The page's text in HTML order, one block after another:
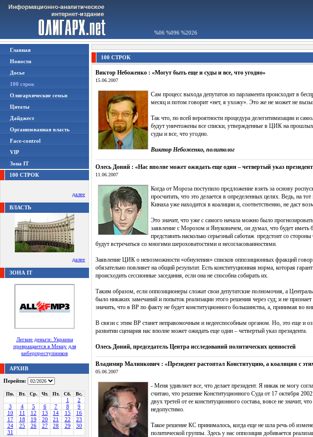
%06 %096 %2026
Главная
Новости
Досье
100 строк
Олигархические семьи
Цитаты
Дайджест
Организованная власть
Face-control
VIP
Зона IT
100 СТРОК
далее
ВЛАСТЬ
далее
ЗОНА IT
Легкие деньги: Украина
превращается в Мекку для
киберпреступников
АРХИВ
Перейти:
Пн. Вт. Ср. Чт. Пт. Сб. Вс.
1
2
3
4 5 6 7 8
9
10
11 12 13 14 15
16
17
18 19 20 21 22
23
24
25 26 27 28 29
30
31
100 СТРОК
Виктор Небоженко : «Могут быть еще и суды и все, что угодно»
15.06.2007
Сам процесс выхода депутатов из парламента происходит в
месяц и потом говорит «нет, я ухожу». Это же не может не
Так что, по всей вероятности процедура делегитимизации и
будут уничтожены все списки, утвержденные в ЦИК на
суды и все, что угодно.
Виктор Небоженко, политолог
Олесь Доний : «Нас вполне может ожидать еще один – четвертый указ
11.06.2007
Когда от Мороза поступило предложение взять за основу
просчитать, что это делается в определенных целях. Ведь, на
Кинаха уже находится в коалиции и, соответственно, не даст
Это значит, что уже с самого начала можно было
заявление с Морозом и Януковичем, он думал, что будет иметь
представить насколько серьезный саботаж предстоит со
будут встречаться со многими шероховатостями и несогласованностями.
Заявление ЦИК о невозможности «обнуления» списков оппозиционных фракций
обязательно повлияет на общий результат. Есть конституционная норма, которая
происходить сессионные заседания, если она не способна собирать их.
Таким образом, если оппозиционеры сложат свои депутатские полномочия, а
было никаких замечаний и попыток реализации этого решения через суд; и не
значить, что в ВР по факту не будет конституционного большинства, а, принимая во
В связи с этим ВР станет неправомочным и недееспособным органом. Но, это еще и
развитии сценария нас вполне может ожидать еще один – четвертый указ президента.
Олесь Доний, председатель Центра исследований политических ценностей
Владимир Малинкович : «Президент растоптал Конституцию, а коалиция с
05.06.2007
- Меня удивляет все, что делает президент. Я никак не могу
считаю, что решение Конституционного Суда от 17 октября
двух третей от ее конституционного состава, вовсе не значит,
недопустимо.
Такое решение КС принималось, когда еще не шла речь об
политической группы. Здесь у нас оппозиция добивается